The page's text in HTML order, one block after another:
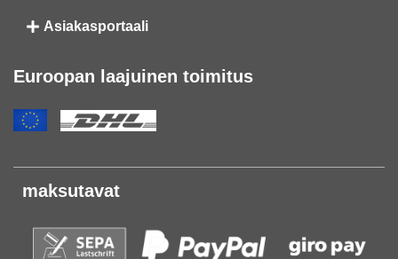
Asiakasportaali
Euroopan laajuinen toimitus
maksutavat